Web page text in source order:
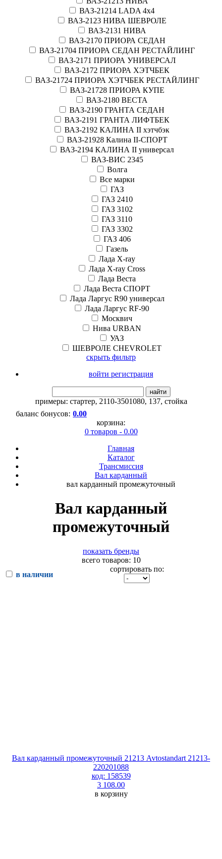
ВАЗ-21214 LADA 4х4
ВАЗ-2123 НИВА ШЕВРОЛЕ
ВАЗ-2131 НИВА
ВАЗ-2170 ПРИОРА СЕДАН
ВАЗ-21704 ПРИОРА СЕДАН РЕСТАЙЛИНГ
ВАЗ-2171 ПРИОРА УНИВЕРСАЛ
ВАЗ-2172 ПРИОРА ХЭТЧБЕК
ВАЗ-21724 ПРИОРА ХЭТЧБЕК РЕСТАЙЛИНГ
ВАЗ-21728 ПРИОРА КУПЕ
ВАЗ-2180 ВЕСТА
ВАЗ-2190 ГРАНТА СЕДАН
ВАЗ-2191 ГРАНТА ЛИФТБЕК
ВАЗ-2192 КАЛИНА II хэтчбэк
ВАЗ-21928 Калина II-СПОРТ
ВАЗ-2194 КАЛИНА II универсал
ВАЗ-ВИС 2345
Волга
Все марки
ГАЗ
ГАЗ 2410
ГАЗ 3102
ГАЗ 3110
ГАЗ 3302
ГАЗ 406
Газель
Лада X-ray
Лада X-ray Cross
Лада Веста
Лада Веста СПОРТ
Лада Ларгус R90 универсал
Лада Ларгус RF-90
Москвич
Нива URBAN
УАЗ
ШЕВРОЛЕ CHEVROLET
скрыть фильтр
войти регистрация
найти
примеры: стартер, 2110-3501080, 137, стойка
баланс бонусов: 0.00
корзина:
0 товаров - 0.00
Главная
Каталог
Трансмиссия
Вал карданный
вал карданный промежуточный
Вал карданный
промежуточный
показать бренды
всего товаров: 10
в наличии
сортировать по:
Вал карданный промежуточный 21213 Avtostandart 21213-
220201088
код: 158539
3 108.00
в корзину